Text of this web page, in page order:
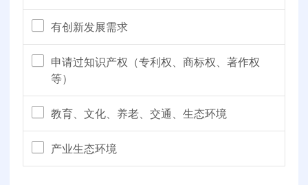
有创新发展需求
申请过知识产权（专利权、商标权、著作权
等）
教育、文化、养老、交通、生态环境
产业生态环境